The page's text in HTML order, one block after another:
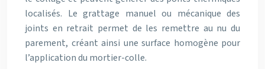
localisés. Le grattage manuel ou mécanique des
joints en retrait permet de les remettre au nu du
parement, créant ainsi une surface homogène pour
l’application du mortier-colle.